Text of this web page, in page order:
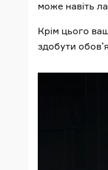
може навіть
Крім цього
здобути